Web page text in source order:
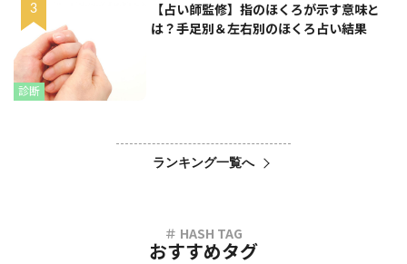
診断
【占い師監修】指のほくろが示す意味と
は？手足別＆左右別のほくろ占い結果
ランキング一覧へ
おすすめタグ